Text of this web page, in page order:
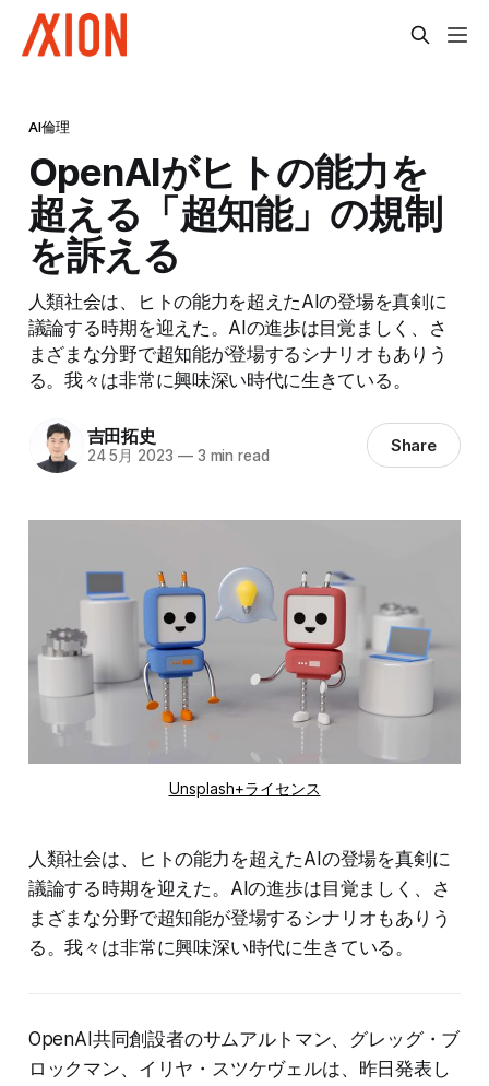
AI倫理
OpenAIがヒトの能力を
超える「超知能」の規制
を訴える
人類社会は、ヒトの能力を超えたAIの登場を真剣に
議論する時期を迎えた。AIの進歩は目覚ましく、さ
まざまな分野で超知能が登場するシナリオもありう
る。我々は非常に興味深い時代に生きている。
吉田拓史
24 5月 2023 —3 min read Share
Unsplash+ライセンス
人類社会は、ヒトの能力を超えたAIの登場を真剣に
議論する時期を迎えた。AIの進歩は目覚ましく、さ
まざまな分野で超知能が登場するシナリオもありう
る。我々は非常に興味深い時代に生きている。
OpenAI共同創設者のサムアルトマン、グレッグ・ブ
ロックマン、イリヤ・スツケヴェルは、昨日発表し